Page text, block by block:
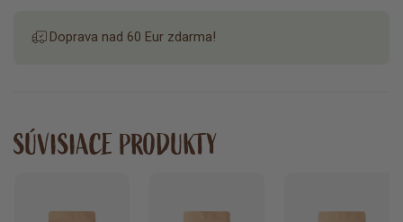
Doprava nad 60 Eur zdarma!
SÚVISIACE PRODUKTY